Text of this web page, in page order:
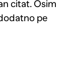
citat. Osim
pe